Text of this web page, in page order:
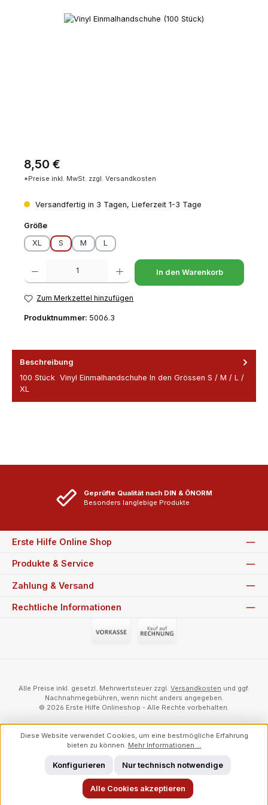
Bildergalerie überspringen
Regulärer Preis:
8,50 €
*Preise inkl. MwSt. zzgl. Versandkosten
Versandfertig in 3 Tagen, Lieferzeit 1-3 Tage
Größeauswählen
XL
S M L
Produkt Anzahl: Gib den gewünschten Wert ein oder benutze die
In den Warenkorb
Zum Merkzettel hinzufügen
Produktnummer: 5006.3
Beschreibung
100 Stück Vinyl Einmalhandschuhe In den Grössen S / M / L /
XL
Geprüfte Qualität nach DIN & ÖNORM
Besonders langlebige Produkte
Erste Hilfe Online Shop
Produkte & Service
Zahlung & Versand
Rechtliche Informationen
Alle Preise inkl. gesetzl. Mehrwertsteuer zzgl. Versandkosten und ggf.
Nachnahmegebühren, wenn nicht anders angegeben.
© 2026 Erste Hilfe Onlineshop - Alle Rechte vorbehalten.
Diese Website verwendet Cookies, um eine bestmögliche Erfahrung
bieten zu können. Mehr Informationen ...
Nur technisch notwendige
Konfigurieren
Alle Cookies akzeptieren